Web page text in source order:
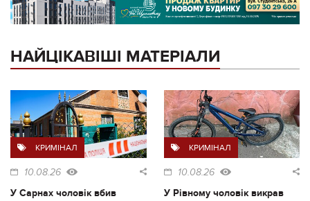
НАЙЦІКАВІШІ МАТЕРІАЛИ
КРИМІНАЛ
10.08.26
У Сарнах чоловік вбив
КРИМІНАЛ
10.08.26
У Рівному чоловік викрав